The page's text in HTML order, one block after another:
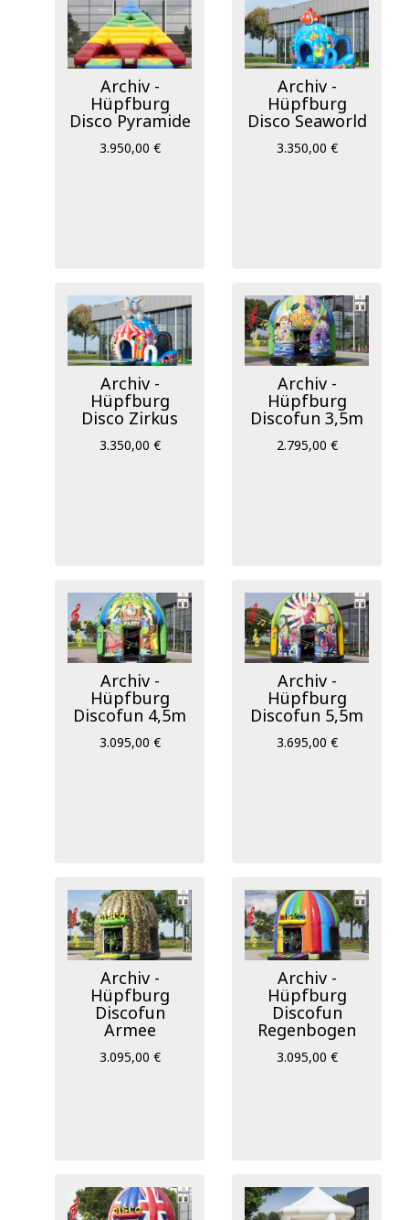
Archiv -
Hüpfburg
Disco Pyramide
3.950,00 €
Archiv -
Hüpfburg
Disco Seaworld
3.350,00 €
Archiv -
Hüpfburg
Disco Zirkus
3.350,00 €
Archiv -
Hüpfburg
Discofun 3,5m
2.795,00 €
Archiv -
Hüpfburg
Discofun 4,5m
3.095,00 €
Archiv -
Hüpfburg
Discofun 5,5m
3.695,00 €
Archiv -
Hüpfburg
Discofun
Armee
3.095,00 €
Archiv -
Hüpfburg
Discofun
Regenbogen
3.095,00 €